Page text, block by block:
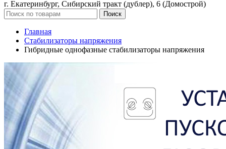
г. Екатеринбург, Сибирский тракт (дублер), 6 (Домострой)
Поиск
Главная
Стабилизаторы напряжения
Гибридные однофазные стабилизаторы напряжения